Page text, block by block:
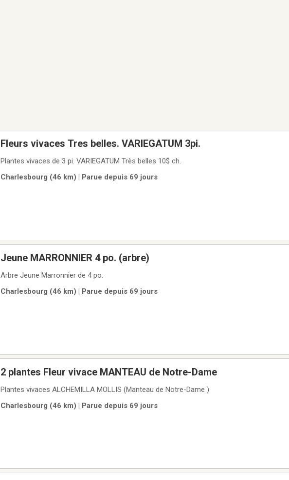
Fleurs vivaces Tres belles. VARIEGATUM 3pi.
Plantes vivaces de 3 pi. VARIEGATUM Très belles 10$ ch.
Charlesbourg (46 km) | Parue depuis 69 jours
Jeune MARRONNIER 4 po. (arbre)
Arbre Jeune Marronnier de 4 po.
Charlesbourg (46 km) | Parue depuis 69 jours
2 plantes Fleur vivace MANTEAU de Notre-Dame
Plantes vivaces ALCHEMILLA MOLLIS (Manteau de Notre-Dame )
Charlesbourg (46 km) | Parue depuis 69 jours